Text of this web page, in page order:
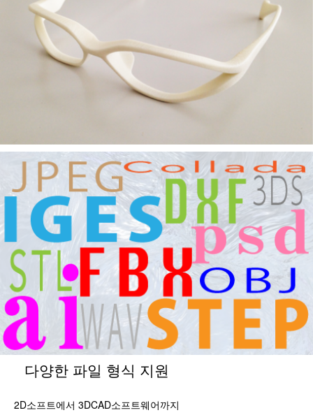
다양한 파일 형식 지원
2D소프트에서 3DCAD소프트웨어까지